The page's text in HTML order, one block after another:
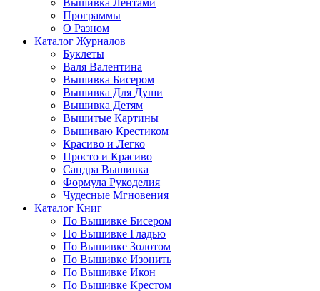
Вышивка Лентами
Программы
О Разном
Каталог Журналов
Буклеты
Валя Валентина
Вышивка Бисером
Вышивка Для Души
Вышивка Детям
Вышитые Картины
Вышиваю Крестиком
Красиво и Легко
Просто и Красиво
Сандра Вышивка
Формула Рукоделия
Чудесные Мгновения
Каталог Книг
По Вышивке Бисером
По Вышивке Гладью
По Вышивке Золотом
По Вышивке Изонить
По Вышивке Икон
По Вышивке Крестом